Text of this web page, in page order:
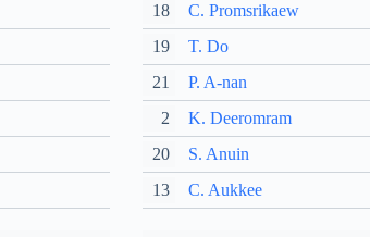
18
C. Promsrikaew
19
T. Do
21
P. A-nan
2
K. Deeromram
20
S. Anuin
13
C. Aukkee